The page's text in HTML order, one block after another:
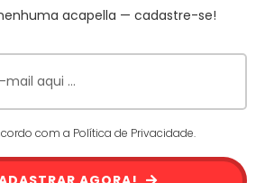
acapella — cadastre-se!
com a Política de Privacidade.